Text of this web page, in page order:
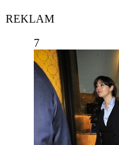
REKLAM
7